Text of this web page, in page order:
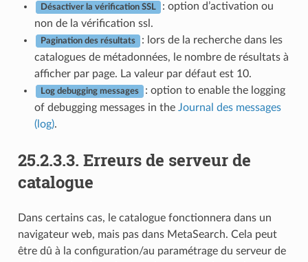
Désactiver la vérification SSL
: option d’activation ou
non de la vérification ssl.
Pagination des résultats
: lors de la recherche dans les
catalogues de métadonnées, le nombre de résultats à
afficher par page. La valeur par défaut est 10.
Log debugging messages
: option to enable the logging
of debugging messages in the Journal des messages
(log).
25.2.3.3. Erreurs de serveur de
catalogue
Dans certains cas, le catalogue fonctionnera dans un
navigateur web, mais pas dans MetaSearch. Cela peut
être dû à la configuration/au paramétrage du serveur de